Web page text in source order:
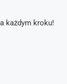
każdym kroku!